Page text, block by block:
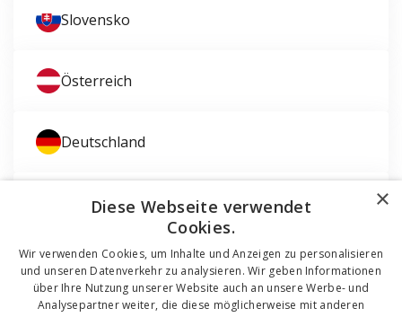
Slovensko
Österreich
Deutschland
Magyarország ×
Diese Webseite verwendet
Cookies.
Wir verwenden Cookies, um Inhalte und Anzeigen zu personalisieren
und unseren Datenverkehr zu analysieren. Wir geben Informationen
über Ihre Nutzung unserer Website auch an unsere Werbe- und
Analysepartner weiter, die diese möglicherweise mit anderen